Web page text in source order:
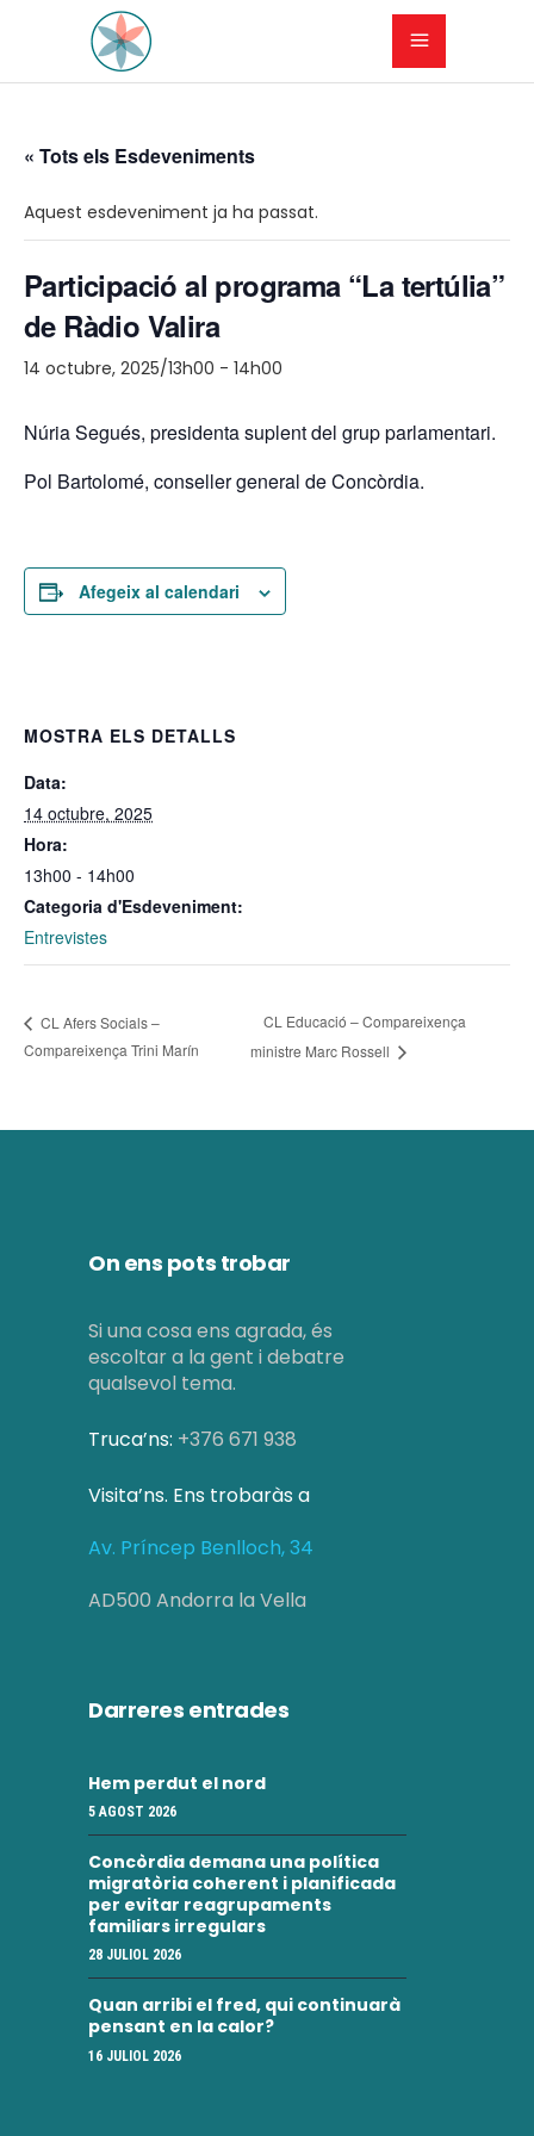
« Tots els Esdeveniments
Aquest esdeveniment ja ha passat.
Participació al programa “La tertúlia”
de Ràdio Valira
14 octubre, 2025/13h00 - 14h00
Núria Segués, presidenta suplent del grup parlamentari.
Pol Bartolomé, conseller general de Concòrdia.
Afegeix al calendari
MOSTRA ELS DETALLS
Data:
14 octubre, 2025
Hora:
13h00 - 14h00
Categoria d'Esdeveniment:
Entrevistes
CL Afers Socials –
Compareixença Trini Marín
CL Educació – Compareixença
ministre Marc Rossell
On ens pots trobar
Si una cosa ens agrada, és
escoltar a la gent i debatre
qualsevol tema.
Truca’ns: +376 671 938
Visita’ns. Ens trobaràs a
Av. Príncep Benlloch, 34
AD500 Andorra la Vella
Darreres entrades
Hem perdut el nord
5 AGOST 2026
Concòrdia demana una política
migratòria coherent i planificada
per evitar reagrupaments
familiars irregulars
28 JULIOL 2026
Quan arribi el fred, qui continuarà
pensant en la calor?
16 JULIOL 2026